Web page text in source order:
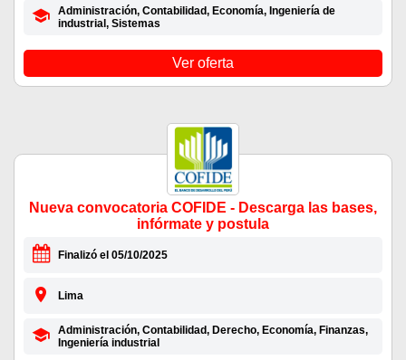
Administración, Contabilidad, Economía, Ingeniería de
industrial, Sistemas
Ver oferta
Nueva convocatoria COFIDE - Descarga las bases,
infórmate y postula
Finalizó el 05/10/2025
Lima
Administración, Contabilidad, Derecho, Economía, Finanzas,
Ingeniería industrial